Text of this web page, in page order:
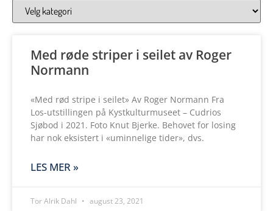
Med røde striper i seilet av Roger
Normann
«Med rød stripe i seilet» Av Roger Normann Fra
Los-utstillingen på Kystkulturmuseet – Cudrios
Sjøbod i 2021. Foto Knut Bjerke. Behovet for losing
har nok eksistert i «uminnelige tider», dvs.
LES MER »
Tor Alrik Dahl august 23, 2021